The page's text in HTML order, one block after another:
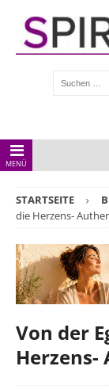
MENÜ
STARTSEITE
die Herzens-
Von der